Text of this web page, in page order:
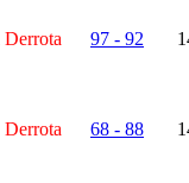
Derrota 97 - 92
Derrota 68 - 88